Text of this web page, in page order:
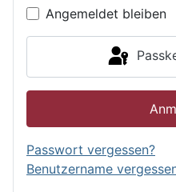
Angemeldet bleiben
Passwort vergessen?
Benutzername